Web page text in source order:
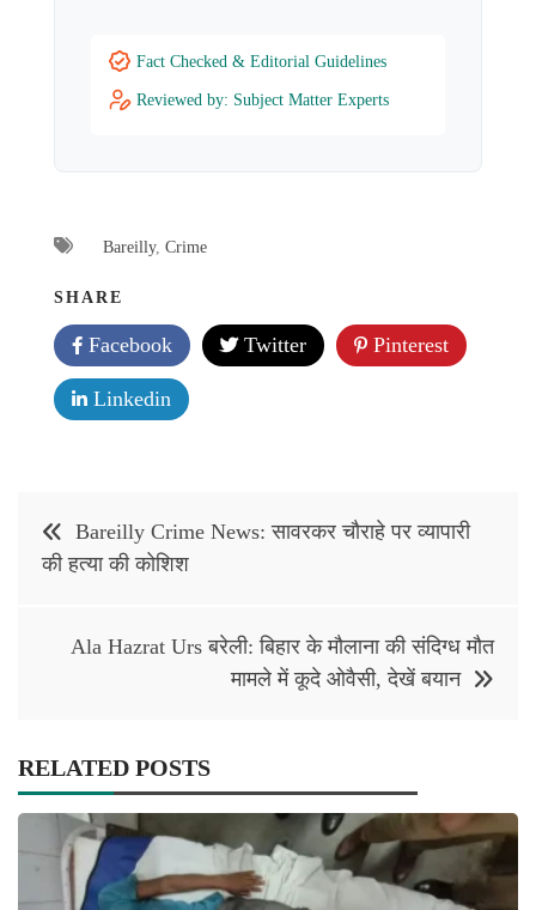
Fact Checked & Editorial Guidelines
Reviewed by: Subject Matter Experts
Bareilly, Crime
SHARE
Facebook Twitter Pinterest
Linkedin
Post
navigation
Bareilly Crime News: सावरकर चौराहे पर व्यापारी
की हत्या की कोशिश
Ala Hazrat Urs बरेली: बिहार के मौलाना की संदिग्ध मौत
मामले में कूदे ओवैसी, देखें बयान
RELATED POSTS